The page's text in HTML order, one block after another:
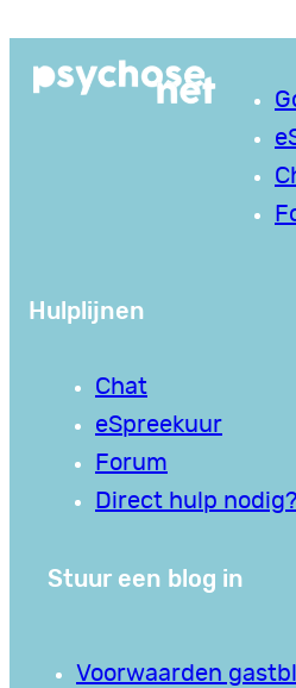
naar
Hulplijnen
Chat
eSpreekuur
Forum
Direct hulp nodig?
Stuur een blog in
Voorwaarden